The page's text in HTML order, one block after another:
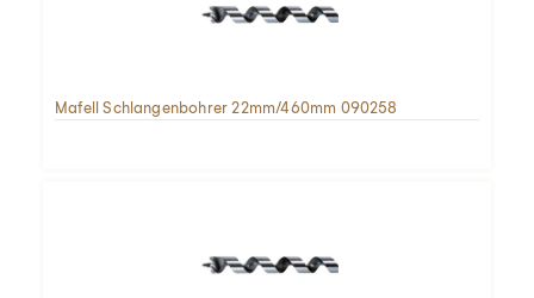
Mafell Schlangenbohrer 22mm/460mm 090258